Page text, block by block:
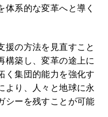
体系的な変革へと導く
援の方法を見直すこと
構築し、変革の途上に
く集団的能力を強化す
より、人々と地球に永
シーを残すことが可能